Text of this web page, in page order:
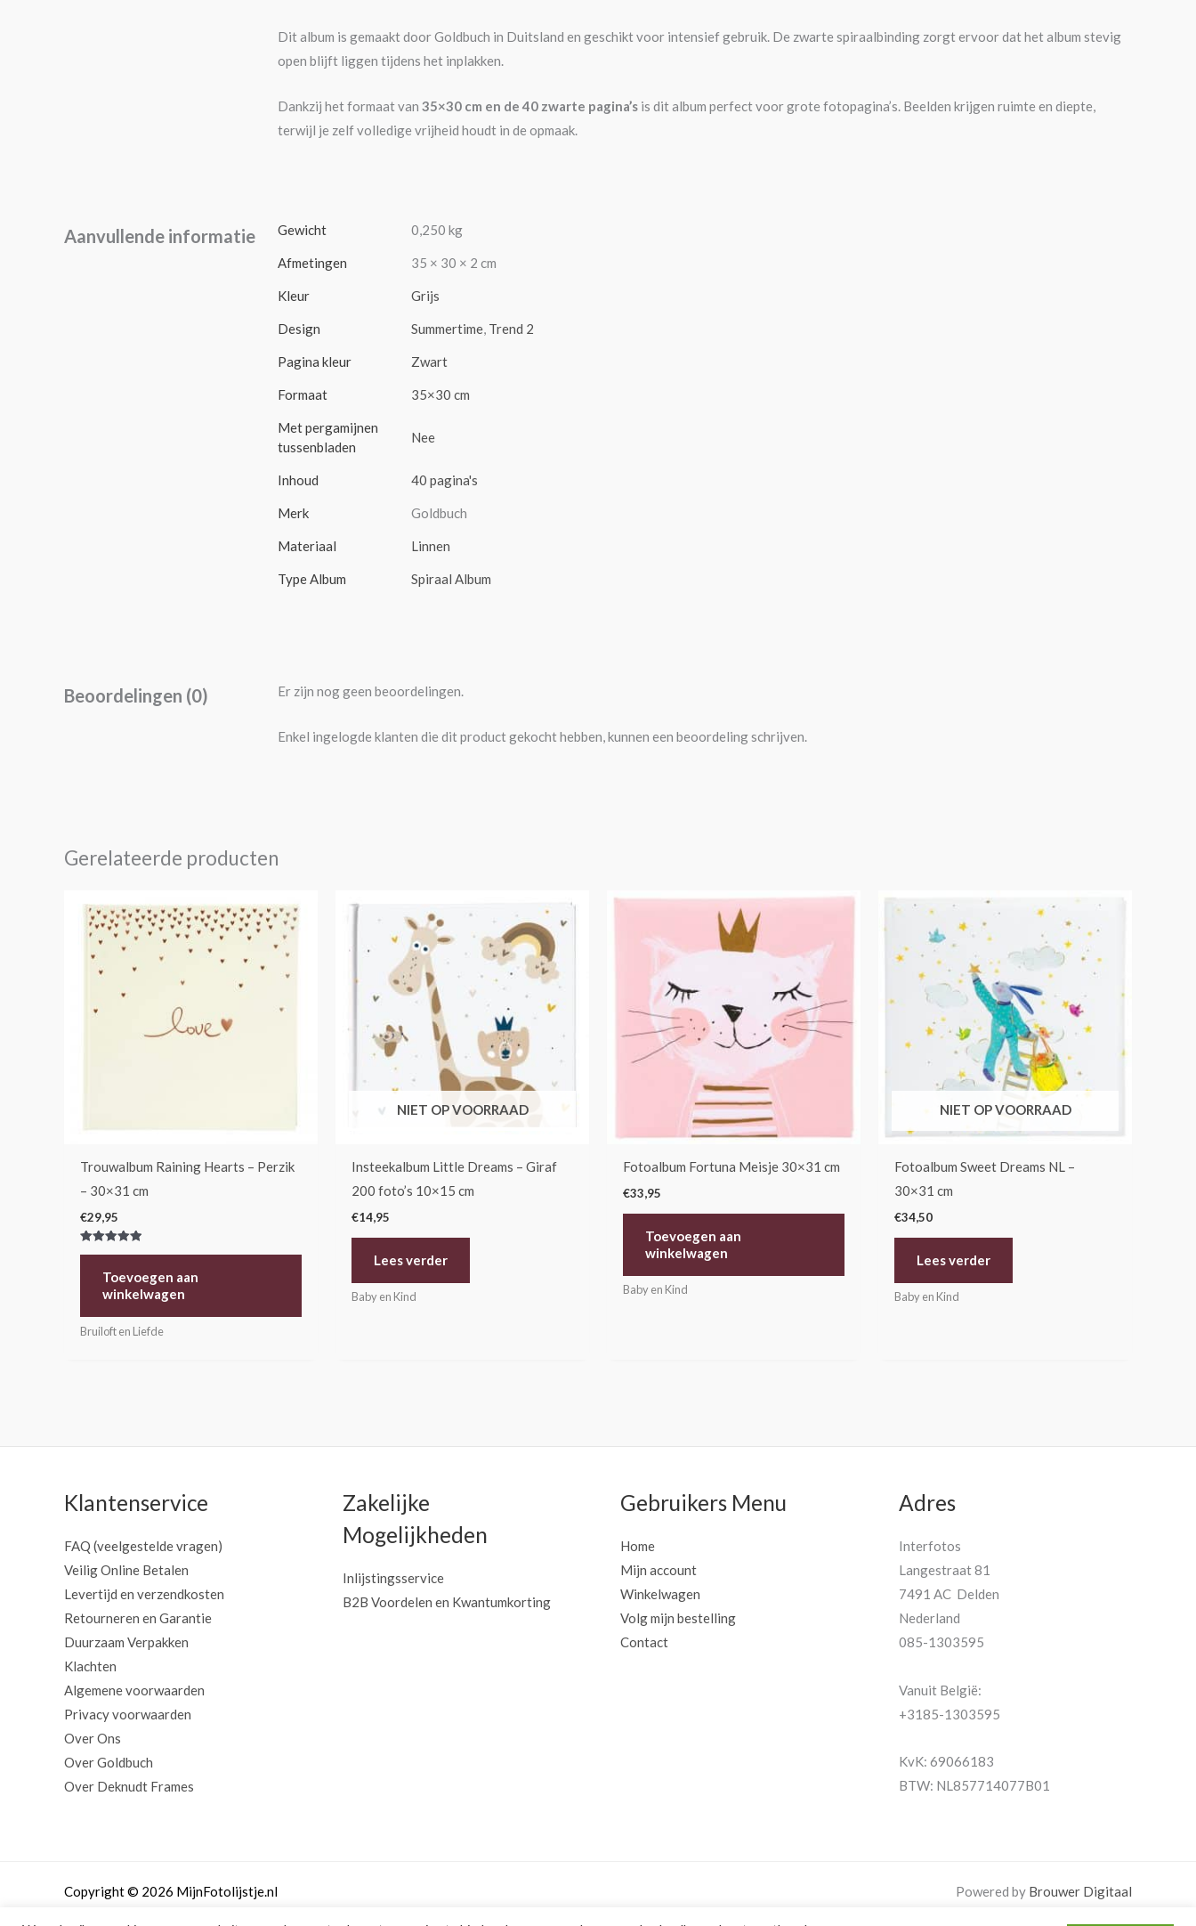
Dit album is gemaakt door Goldbuch in Duitsland en geschikt voor intensief gebruik. De zwarte spiraalbinding zorgt ervoor dat het album stevig
open blijft liggen tijdens het inplakken.
Dankzij het formaat van 35×30 cm en de 40 zwarte pagina’s is dit album perfect voor grote fotopagina’s. Beelden krijgen ruimte en diepte,
terwijl je zelf volledige vrijheid houdt in de opmaak.
Aanvullende informatie Gewicht 0,250 kg
Afmetingen 35 × 30 × 2 cm
Kleur Grijs
Design Summertime, Trend 2
Pagina kleur Zwart
Formaat 35×30 cm
Met pergamijnen
tussenbladen
Nee
Inhoud 40 pagina's
Merk Goldbuch
Materiaal Linnen
Type Album Spiraal Album
Beoordelingen (0) Er zijn nog geen beoordelingen.
Enkel ingelogde klanten die dit product gekocht hebben, kunnen een beoordeling schrijven.
Gerelateerde producten
Trouwalbum Raining Hearts – Perzik
– 30×31 cm
€29,95
Gewaardeerd
Toevoegen aan
winkelwagen
Bruiloft en Liefde
NIET OP VOORRAAD
Insteekalbum Little Dreams – Giraf
200 foto’s 10×15 cm
€14,95
Lees verder
Baby en Kind
Fotoalbum Fortuna Meisje 30×31 cm
€33,95
Toevoegen aan
winkelwagen
Baby en Kind
NIET OP VOORRAAD
Fotoalbum Sweet Dreams NL –
30×31 cm
€34,50
Lees verder
Baby en Kind
Klantenservice
FAQ (veelgestelde vragen)
Veilig Online Betalen
Levertijd en verzendkosten
Retourneren en Garantie
Duurzaam Verpakken
Klachten
Algemene voorwaarden
Privacy voorwaarden
Over Ons
Over Goldbuch
Over Deknudt Frames
Zakelijke
Mogelijkheden
Inlijstingsservice
B2B Voordelen en Kwantumkorting
Gebruikers Menu
Home
Mijn account
Winkelwagen
Volg mijn bestelling
Contact
Adres
Interfotos
Langestraat 81
7491 AC Delden
Nederland
085-1303595
Vanuit België:
+3185-1303595
KvK: 69066183
BTW: NL857714077B01
Copyright © 2026 MijnFotolijstje.nl Powered by Brouwer Digitaal